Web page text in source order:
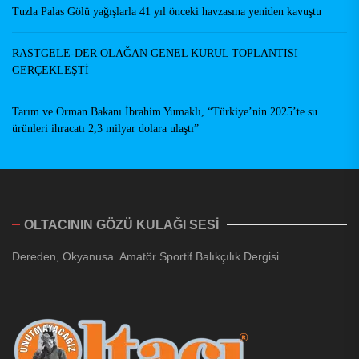
Tuzla Palas Gölü yağışlarla 41 yıl önceki havzasına yeniden kavuştu
RASTGELE-DER OLAĞAN GENEL KURUL TOPLANTISI
GERÇEKLEŞTİ
Tarım ve Orman Bakanı İbrahim Yumaklı, “Türkiye’nin 2025’te su
ürünleri ihracatı 2,3 milyar dolara ulaştı”
OLTACININ GÖZÜ KULAĞI SESİ
Dereden, Okyanusa Amatör Sportif Balıkçılık Dergisi